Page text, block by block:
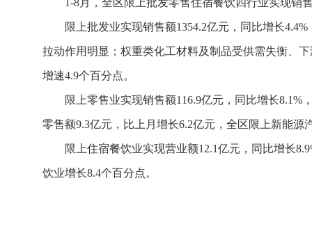
1-8月，全区限上批发零售住宿餐饮四行业实现销
限上批发业实现销售额1354.2亿元，同比增长
拉动作用明显；权重类化工材料及制品受供需失衡、
增速4.9个百分点。
限上零售业实现销售额116.9亿元，同比增长
零售额9.3亿元，比上月增长6.2亿元，全区限上新能
限上住宿餐饮业实现营业额12.1亿元，同比增长
饮业增长8.4个百分点。